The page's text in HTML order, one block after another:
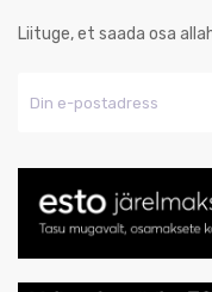
Liituge, et saada osa